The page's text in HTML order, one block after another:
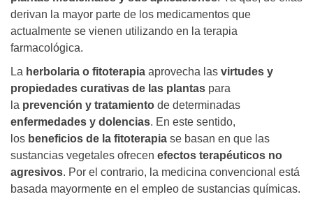
derivan la mayor parte de los medicamentos que
actualmente se vienen utilizando en la terapia
farmacológica.
La herbolaria o fitoterapia aprovecha las virtudes y
propiedades curativas de las plantas para
la prevención y tratamiento de determinadas
enfermedades y dolencias. En este sentido,
los beneficios de la fitoterapia se basan en que las
sustancias vegetales ofrecen efectos terapéuticos no
agresivos. Por el contrario, la medicina convencional está
basada mayormente en el empleo de sustancias químicas.